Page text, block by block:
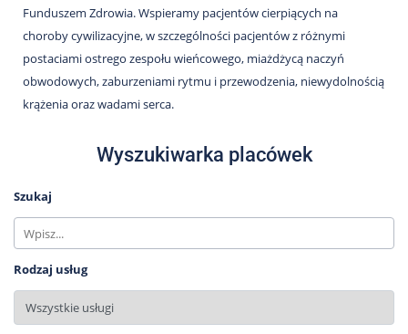
Funduszem Zdrowia. Wspieramy pacjentów cierpiących na
choroby cywilizacyjne, w szczególności pacjentów z różnymi
postaciami ostrego zespołu wieńcowego, miażdżycą naczyń
obwodowych, zaburzeniami rytmu i przewodzenia, niewydolnością
krążenia oraz wadami serca.
Wyszukiwarka placówek
Szukaj
Rodzaj usług